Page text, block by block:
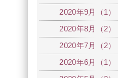
2020年9月（1）
2020年8月（2）
2020年7月（2）
2020年6月（1）